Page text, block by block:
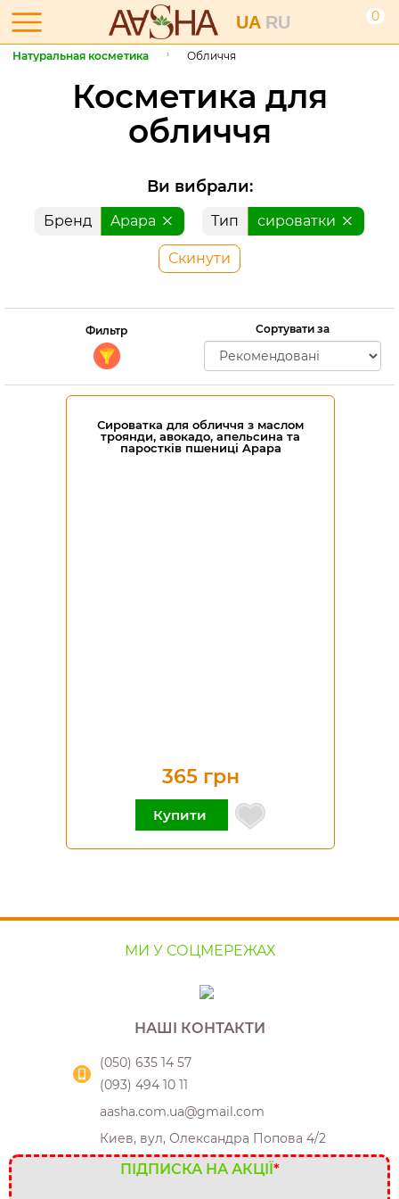
UA RU 0
Натуральная косметика Обличчя
Косметика для
обличчя
Ви вибрали:
Бренд Apapa Тип сироватки
Скинути
Фильтр Сортувати за
Сироватка для обличчя з маслом
троянди, авокадо, апельсина та
паростків пшениці Apapa
365 грн
Купити
МИ У СОЦМЕРЕЖАХ
НАШІ КОНТАКТИ
(050) 635 14 57
(093) 494 10 11
aasha.com.ua@gmail.com
Киев, вул, Олександра Попова 4/2
ПІДПИСКА НА АКЦІЇ*